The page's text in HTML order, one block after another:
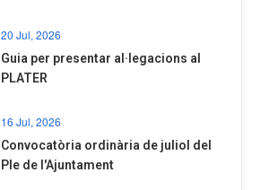
20 Jul, 2026
​Guia per presentar al·legacions al
PLATER
16 Jul, 2026
Convocatòria ordinària de juliol del
Ple de l'Ajuntament